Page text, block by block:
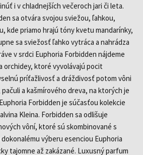
i v chladnejších večeroch jari či leta.
sa otvára svojou sviežou, ľahkou,
kde priamo hrajú tóny kvetu mandarínky,
sa sviežosť ľahko vytráca a nahrádza
v srdci Euphoria Forbidden nájdeme
orchidey, ktoré vyvolávajú pocit
príťažlivosť a dráždivosť potom vôni
a kašmírového dreva, na ktorých je
Forbidden je súčasťou kolekcie
Kleina. Forbidden sa odlišuje
vôní, ktoré sú skombinované s
výberu esenciou Euphoria
tajomne až zakázané. Luxusný parfum